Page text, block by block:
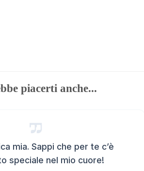
piacerti anche...
mia. Sappi che per te c’è
speciale nel mio cuore!